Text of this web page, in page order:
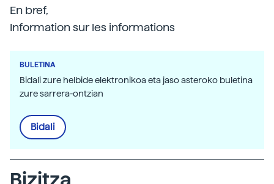
En bref,
Information sur les informations
BULETINA
Bidali zure helbide elektronikoa eta jaso asteroko buletina
zure sarrera-ontzian
Bidali